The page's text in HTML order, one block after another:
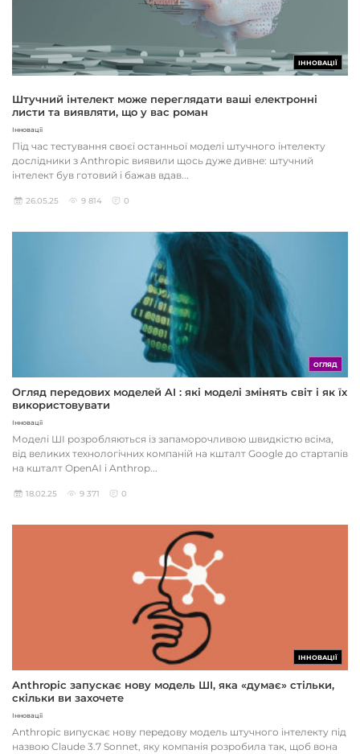
ІННОВАЦІЇ
Штучний інтелект може переглядати ваші електронні
листи та виявляти, що у вас роман
Інновації
Під час тестування своєї останньої моделі штучного інтелекту
дослідники з Anthropic виявили щось дуже дивне: штучний
інтелект був готовий і бажав вдав...
26.05.25 9 814 0
ОГЛЯД
Огляд передових моделей AI : які моделі змінять світ і як їх
використовувати
Інновації
Моделі ШІ розробляються із запаморочливою швидкістю всіма,
від великих технологічних компаній на кшталт Google до стартапів
на кшталт OpenAI і Anthrop...
18.02.25 9 371 0
ІННОВАЦІЇ
Anthropic запускає нову модель ШІ, яка «думає» стільки,
скільки ви захочете
Інновації
Anthropic випускає нову передову модель штучного інтелекту під
назвою Claude 3.7 Sonnet, яку компанія розробила так, щоб вона